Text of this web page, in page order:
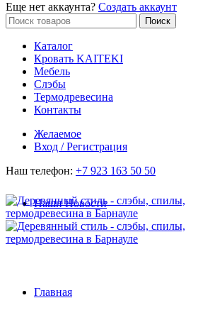
Еще нет аккаунта? Создать аккаунт
Искать:
Поиск
Каталог
Кровать KAITEKI
Мебель
Слэбы
Термодревесина
Контакты
Желаемое
Вход / Регистрация
Наш телефон: +7 923 163 50 50
Наши Новости
Главная